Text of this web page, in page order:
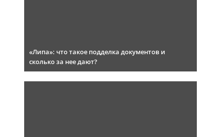
«Липа»: что такое подделка документов и
сколько за нее дают?